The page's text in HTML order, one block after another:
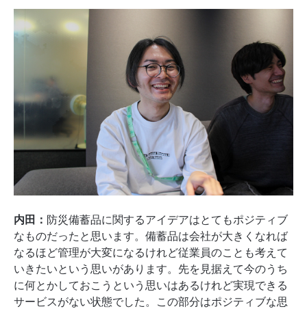
内田： 防災備蓄品に関するアイデアはとてもポジティブ
なものだったと思います。備蓄品は会社が大きくなれば
なるほど管理が大変になるけれど従業員のことも考えて
いきたいという思いがあります。先を見据えて今のうち
に何とかしておこうという思いはあるけれど実現できる
サービスがない状態でした。この部分はポジティブな思